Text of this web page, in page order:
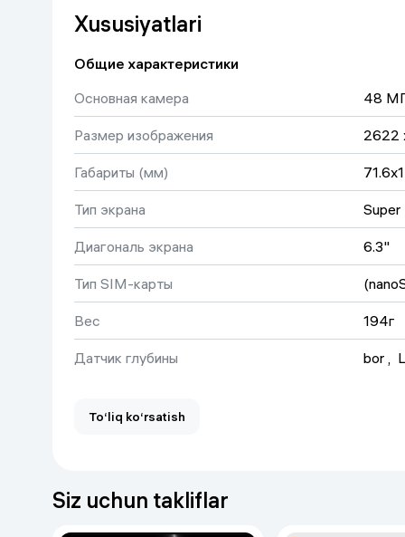
Xususiyatlari
Общие характеристики
Основная камера
48
Размер изображения 2622
Габариты (мм)
Тип экрана Super
Диагональ экрана 6.3"
Тип SIM-карты
Вес 194г
Датчик глубины bor ,
Количество ядер процессора
To‘liq ko‘rsatish
Siz uchun takliflar